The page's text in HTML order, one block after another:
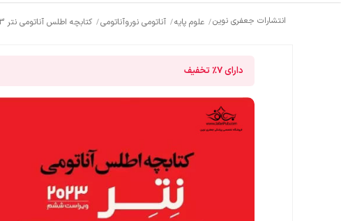
انتشارات جعفری نوین علوم پایه آناتومی نوروآناتومی کتابچه اطلس آناتومی نتر 2023
دارای7% تخفیف